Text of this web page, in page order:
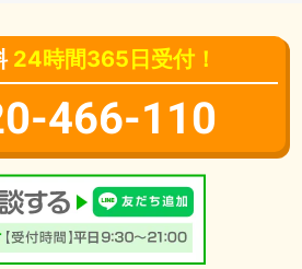
24時間365日受付！
466-110